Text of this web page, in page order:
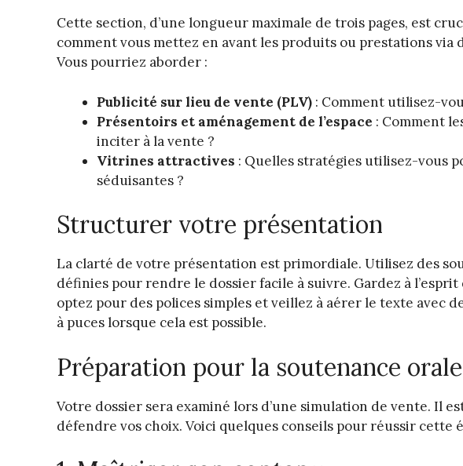
Cette section, d’une longueur maximale de trois pages, est
comment vous mettez en avant les produits ou prestations via
Vous pourriez aborder :
Publicité sur lieu de vente (PLV) : Comment utilisez-
Présentoirs et aménagement de l’espace : Comment
inciter à la vente ?
Vitrines attractives : Quelles stratégies utilisez-vous
séduisantes ?
Structurer votre présentation
La clarté de votre présentation est primordiale. Utilisez des
définies pour rendre le dossier facile à suivre. Gardez à
optez pour des polices simples et veillez à aérer le texte avec
à puces lorsque cela est possible.
Préparation pour la soutenance orale
Votre dossier sera examiné lors d’une simulation de vente. Il
défendre vos choix. Voici quelques conseils pour réussir cette